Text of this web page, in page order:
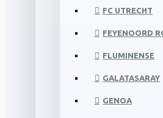
FC UTRECHT
FEYENOORD
FLUMINENSE
GALATASARAY
GENOA